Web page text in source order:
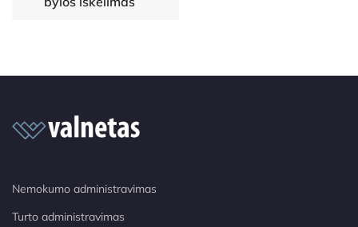
Nemokumo administravimas
Turto administravimas